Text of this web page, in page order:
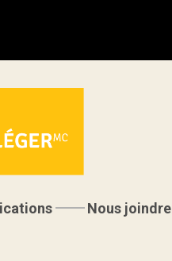
Nous joindre